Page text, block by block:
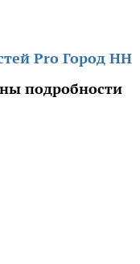
Pro Город НН
подробности